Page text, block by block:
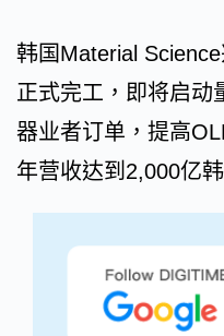
韩国Material
正式完工，即将启动
器业者订单，提高
年营收达到2,000亿